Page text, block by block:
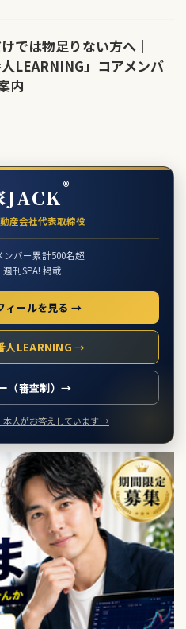
では物足りない方へ｜
人LEARNING」コアメンバ
内
JACK®
産会社代表取締役
ンバー累計500名超
刊SPA! 掲載
ィールを見る →
人LEARNING →
（審査制）→
本人がお答えしています →